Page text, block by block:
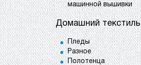
машинной вышивки
Домашний текстиль
Пледы
Разное
Полотенца